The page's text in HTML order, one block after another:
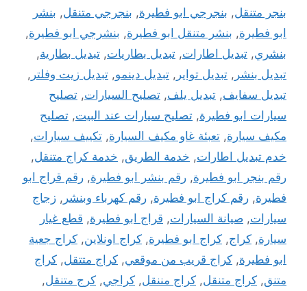
بنجر متنقل, بنجرجي ابو فطيرة, بنجرجي متنقل, بنشر
ابو فطيرة, بنشر متنقل ابو فطيرة, بنشرجي ابو فطيرة,
بنشري, تبديل اطارات, تبديل بطاريات, تبديل بطارية,
تبديل بنشر , تبديل تواير , تبديل دينمو, تبديل زيت وفلتر ,
تبديل سفايف, تبديل يلف, تصليح السيارات, تصليح
سيارات ابو فطيرة, تصليح سيارات عند البيت, تصليح
مكيف سيارة, تعبئة غاو مكيف السيارة, تكييف سيارات,
خدم تبديل اطارات, خدمة الطريق, خدمة كراج متنقل,
رقم بنجر ابو فطيرة, رقم بنشر ابو فطيرة, رقم قراج ابو
فطيرة, رقم كراج ابو فطيرة, رقم كهرباء وبنشر , زجاج
سيارات, صيانة السيارات, قراج ابو فطيرة, قطع غيار
سيارة, كراج, كراج ابو فطيرة, كراج اونلاين, كراج جعية
ابو فطيرة, كراج قريب من موقعي, كراج متتقل, كراج
متنق, كراج متنقل, كراج مننقل, كراجي, كرج متنقل,